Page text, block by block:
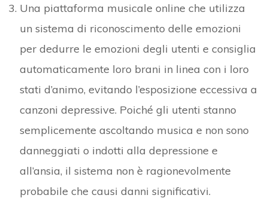
Una piattaforma musicale online che utilizza
un sistema di riconoscimento delle emozioni
per dedurre le emozioni degli utenti e consiglia
automaticamente loro brani in linea con i loro
stati d’animo, evitando l’esposizione eccessiva a
canzoni depressive. Poiché gli utenti stanno
semplicemente ascoltando musica e non sono
danneggiati o indotti alla depressione e
all’ansia, il sistema non è ragionevolmente
probabile che causi danni significativi.